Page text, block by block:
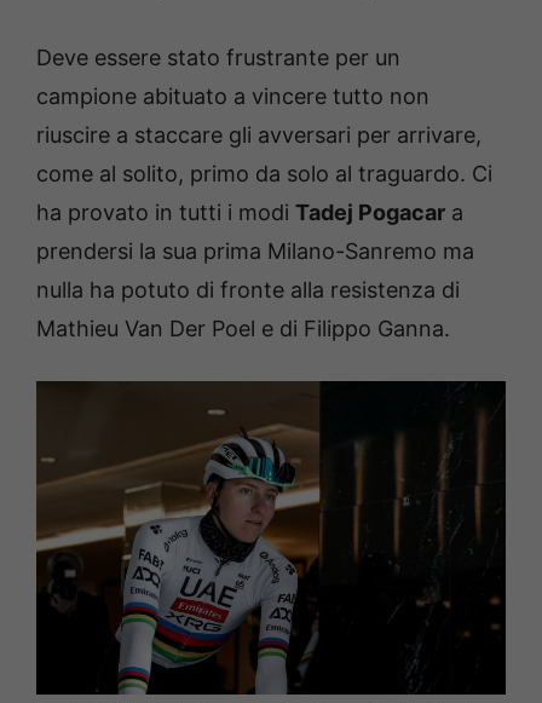
Deve essere stato frustrante per un
campione abituato a vincere tutto non
riuscire a staccare gli avversari per arrivare,
come al solito, primo da solo al traguardo. Ci
ha provato in tutti i modi Tadej Pogacar a
prendersi la sua prima Milano-Sanremo ma
nulla ha potuto di fronte alla resistenza di
Mathieu Van Der Poel e di Filippo Ganna.